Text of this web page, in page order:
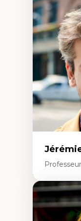
Analyse
Analyse
travers
les
Théorie
La
La
Justice
Études
Fouille